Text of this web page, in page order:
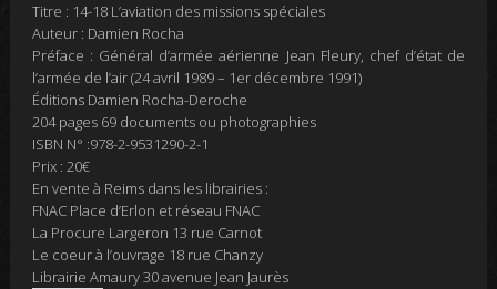
Titre : 14-18 L’aviation des missions spéciales
Auteur : Damien Rocha
Préface : Général d’armée aérienne Jean Fleury, chef d’état de
l’armée de l’air (24 avril 1989 – 1er décembre 1991)
Éditions Damien Rocha-Deroche
204 pages 69 documents ou photographies
ISBN N° :978-2-9531290-2-1
Prix : 20€
En vente à Reims dans les librairies :
FNAC Place d’Erlon et réseau FNAC
La Procure Largeron 13 rue Carnot
Le coeur à l’ouvrage 18 rue Chanzy
Librairie Amaury 30 avenue Jean Jaurès